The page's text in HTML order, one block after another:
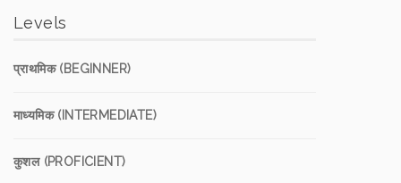
Levels
प्राथमिक (BEGINNER)
माध्यमिक (INTERMEDIATE)
कुशल (PROFICIENT)